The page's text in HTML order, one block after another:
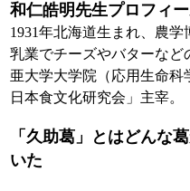
和仁皓明先生プロフィ
1931年北海道生まれ、農
乳業でチーズやバターなど
亜大学大学院（応用生命
日本食文化研究会」主宰。
「久助葛」とはどんな
いた